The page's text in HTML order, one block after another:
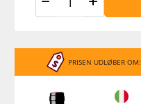
PRISEN UDLØBER OM: